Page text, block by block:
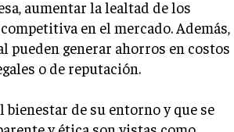
aumentar la lealtad de los
en el mercado. Además,
pueden generar ahorros en costos
o de reputación.
bienestar de su entorno y que se